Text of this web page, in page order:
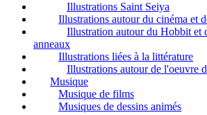
Illustrations Saint Seiya
Illustrations autour du cinéma et
Illustration autour du Hobbit et
anneaux
Illustrations liées à la littérature
Illustrations autour de l'oeuvre
Musique
Musique de films
Musiques de dessins animés